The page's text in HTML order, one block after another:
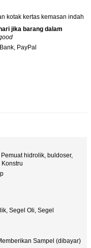
kotak kertas kemasan indah
jika barang dalam
PayPal
hidrolik, buldoser,
Segel Oli, Segel
Sampel (dibayar)